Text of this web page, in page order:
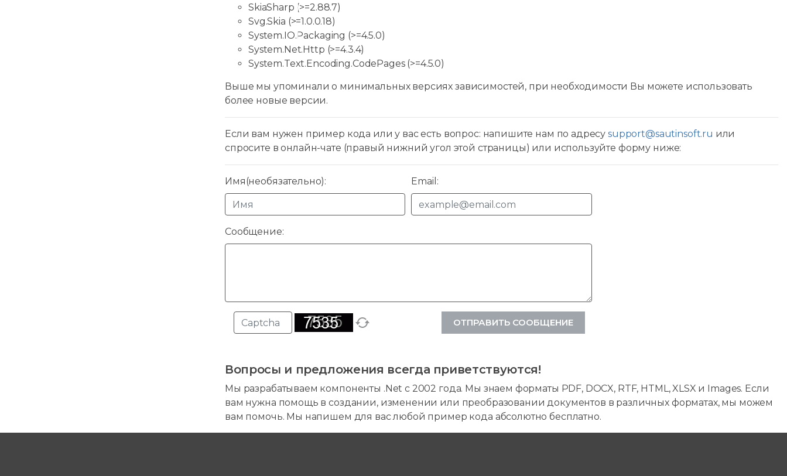
SkiaSharp (>=2.88.7)
Svg.Skia (>=1.0.0.18)
System.IO.Packaging (>=4.5.0)
System.Net.Http (>=4.3.4)
System.Text.Encoding.CodePages (>=4.5.0)
Выше мы упоминали о минимальных версиях зависимостей, при необходимости Вы можете использовать
более новые версии.
Если вам нужен пример кода или у вас есть вопрос: напишите нам по адресуsupport@sautinsoft.ru или
спросите в онлайн-чате (правый нижний угол этой страницы) или используйте форму ниже:
Имя(необязательно): Email:
Сообщение:
ОТПРАВИТЬ СООБЩЕНИЕ
Вопросы и предложения всегда приветствуются!
Мы разрабатываем компоненты .Net с 2002 года. Мы знаем форматы PDF, DOCX, RTF, HTML, XLSX и Images. Если
вам нужна помощь в создании, изменении или преобразовании документов в различных форматах, мы можем
вам помочь. Мы напишем для вас любой пример кода абсолютно бесплатно.